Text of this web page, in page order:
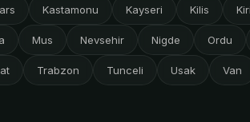
Kastamonu Kayseri Kilis
Mus Nevsehir Nigde Ordu
Trabzon Tunceli Usak Van